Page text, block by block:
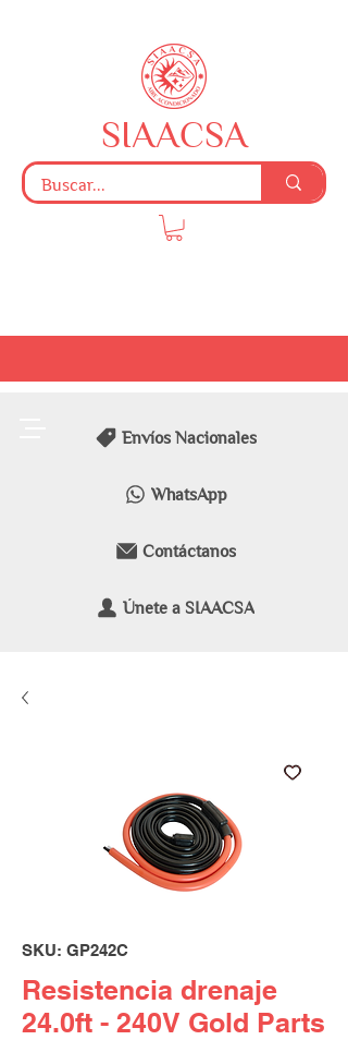
Envíos Nacionales
WhatsApp
Contáctanos
Únete a SIAACSA
SIAACSA
SKU: GP242C
Resistencia drenaje
24.0ft - 240V Gold Parts